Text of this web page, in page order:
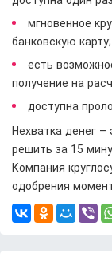
мгновенное
банковскую карту;
есть
получение на
доступна
Нехватка денег
решить за 15
Компания
одобрения